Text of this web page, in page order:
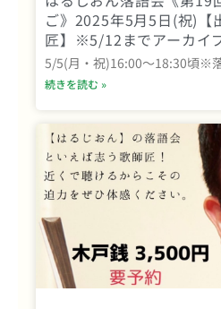
ご》2025年5月5日(祝)【
匠】※5/12までアーカイ
5/5(月・祝)16:00～18:30頃※
続きを読む »